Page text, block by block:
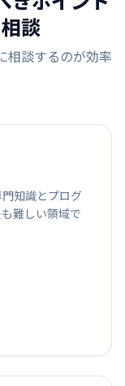
談
相談するのが効率
知識とプログ
難しい領域で